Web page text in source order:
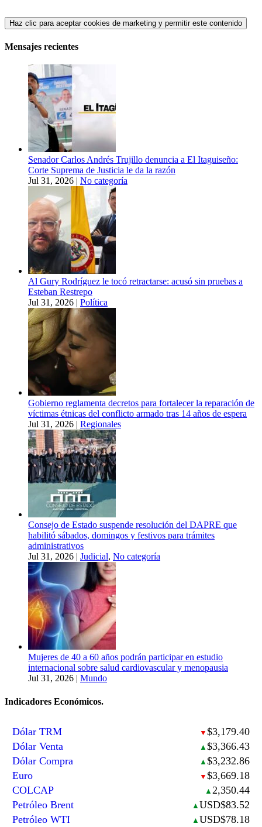
Haz clic para aceptar cookies de marketing y permitir este contenido
Mensajes recientes
Senador Carlos Andrés Trujillo denuncia a El Itaguiseño:
Corte Suprema de Justicia le da la razón
Jul 31, 2026 | No categoría
Al Gury Rodríguez le tocó retractarse: acusó sin pruebas a
Esteban Restrepo
Jul 31, 2026 | Política
Gobierno reglamenta decretos para fortalecer la reparación de
víctimas étnicas del conflicto armado tras 14 años de espera
Jul 31, 2026 | Regionales
Consejo de Estado suspende resolución del DAPRE que
habilitó sábados, domingos y festivos para trámites
administrativos
Jul 31, 2026 | Judicial, No categoría
Mujeres de 40 a 60 años podrán participar en estudio
internacional sobre salud cardiovascular y menopausia
Jul 31, 2026 | Mundo
Indicadores Económicos.
Dólar TRM ▼ $3,179.40
Dólar Venta
▲ $3,366.43
Dólar Compra
▲ $3,232.86
Euro
▼ $3,669.18
COLCAP
▲ 2,350.44
Petróleo Brent
▲ USD$83.52
Petróleo WTI
▲ USD$78.18